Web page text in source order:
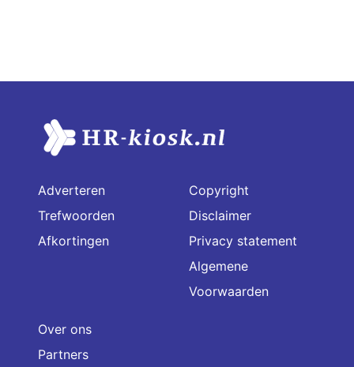
Adverteren
Trefwoorden
Afkortingen
Copyright
Disclaimer
Privacy statement
Algemene
Voorwaarden
Over ons
Partners